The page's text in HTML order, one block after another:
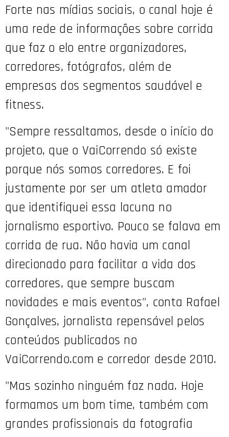
Forte nas mídias sociais, o canal hoje é
uma rede de informações sobre corrida
que faz o elo entre organizadores,
corredores, fotógrafos, além de
empresas dos segmentos saudável e
fitness.
"Sempre ressaltamos, desde o início do
projeto, que o VaiCorrendo só existe
porque nós somos corredores. E foi
justamente por ser um atleta amador
que identifiquei essa lacuna no
jornalismo esportivo. Pouco se falava em
corrida de rua. Não havia um canal
direcionado para facilitar a vida dos
corredores, que sempre buscam
novidades e mais eventos", conta Rafael
Gonçalves, jornalista repensável pelos
conteúdos publicados no
VaiCorrendo.com e corredor desde 2010.
"Mas sozinho ninguém faz nada. Hoje
formamos um bom time, também com
grandes profissionais da fotografia